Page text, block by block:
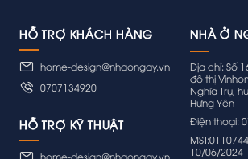
HỖ TRỢ KHÁCH HÀNG
home-design@nhaongay.vn
0707134920
HỖ TRỢ KỸ THUẬT
Địa chỉ: Số
đô thị
Nghĩa Trụ,
Hưng Yên
Điện thoại:
10/06/2024